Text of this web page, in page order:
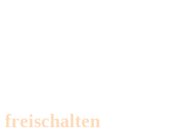
freischalten